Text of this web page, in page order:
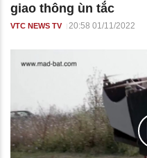
giao thông ùn tắc
VTC NEWS TV 20:58 01/11/2022